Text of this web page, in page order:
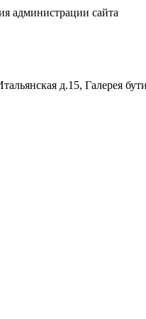
администрации сайта
д.15, Галерея